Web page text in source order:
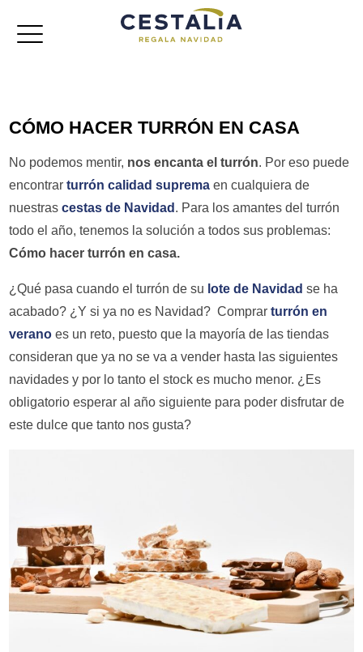
Lotes de navidad
Baúles
Cajas jamoneras
Referencias
CÓMO HACER TURRÓN EN CASA
No podemos mentir, nos encanta el turrón. Por eso puede
encontrarturrón calidad suprema en cualquiera de
nuestrascestas de Navidad . Para los amantes del turrón
todo el año, tenemos la solución a todos sus problemas:
Cómo hacer turrón en casa.
¿Qué pasa cuando el turrón de su lote de Navidad se ha
acabado? ¿Y si ya no es Navidad? Comprarturrón en
verano es un reto, puesto que la mayoría de las tiendas
consideran que ya no se va a vender hasta las siguientes
navidades y por lo tanto el stock es mucho menor. ¿Es
obligatorio esperar al año siguiente para poder disfrutar de
este dulce que tanto nos gusta?